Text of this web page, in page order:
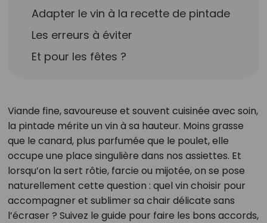
Adapter le vin à la recette de pintade
Les erreurs à éviter
Et pour les fêtes ?
Viande fine, savoureuse et souvent cuisinée avec soin,
la pintade mérite un vin à sa hauteur. Moins grasse
que le canard, plus parfumée que le poulet, elle
occupe une place singulière dans nos assiettes. Et
lorsqu’on la sert rôtie, farcie ou mijotée, on se pose
naturellement cette question : quel vin choisir pour
accompagner et sublimer sa chair délicate sans
l’écraser ? Suivez le guide pour faire les bons accords,